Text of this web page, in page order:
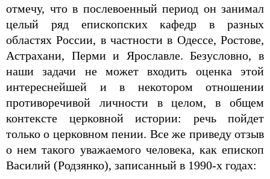
отмечу, что в послевоенный период он занимал
целый ряд епископских кафедр в разных
областях России, в частности в Одессе, Ростове,
Астрахани, Перми и Ярославле. Безусловно, в
наши задачи не может входить оценка этой
интереснейшей и в некотором отношении
противоречивой личности в целом, в общем
контексте церковной истории: речь пойдет
только о церковном пении. Все же приведу отзыв
о нем такого уважаемого человека, как епископ
Василий (Родзянко), записанный в 1990-х годах: